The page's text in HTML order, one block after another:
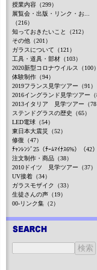
授業内容（299）
展覧会・出版・リンク・お...
（216）
知っておきたいこと（212）
その他（201）
ガラスについて（121）
工具・道具・部材（103）
2020新型コロナウイルス（100）
体験制作（94）
2019フランス見学ツアー（91）
2016イングランド見学ツアー（
2013イタリア 見学ツアー（78
ステンドグラスの歴史（65）
LED電球（54）
東日本大震災（52）
修復（47）
ﾁｬﾝﾚﾝｼﾞ25（ﾁｰﾑﾏｲﾅｽ6%）（42）
注文制作・商品（38）
2010ドイツ 見学ツアー（37）
UV接着（34）
ガラスモザイク（33）
生徒さんの声（19）
00-リンク集（2）